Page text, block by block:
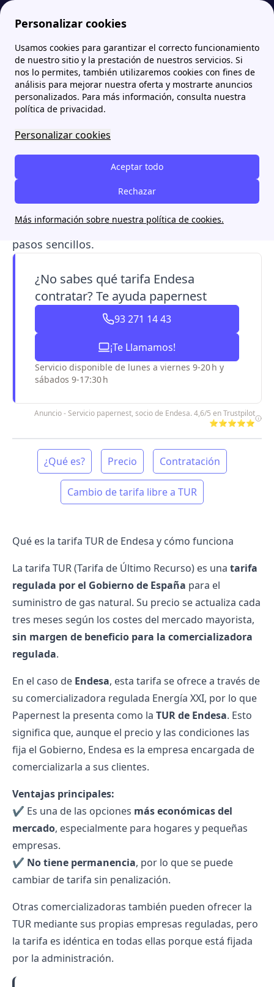
Personalizar cookies
Usamos cookies para garantizar el correcto funcionamiento
de nuestro sitio y la prestación de nuestros servicios. Si
nos lo permites, también utilizaremos cookies con fines de
análisis para mejorar nuestra oferta y mostrarte anuncios
personalizados. Para más información, consulta nuestra
política de privacidad.
Personalizar cookies
Aceptar todo
Rechazar
Más información sobre nuestra política de cookies.
Papernest.es MoreTarifas Tarifa TUR de Endesa: precio, contratación y cómo cambiar
Tarifa TUR de Endesa:
precio, contratación y
cómo cambiar
La Tarifa de Último Recurso de Endesa esla
tarifa regulada de gas que se ofrece desde la
comercializadora de referencia del grupo,
cuál es su precio y cómo se puede contratar en
pasos sencillos.
¿No sabes qué tarifa Endesa
contratar? Te ayuda papernest
93 271 14 43
¡Te Llamamos!
Servicio disponible de lunes a viernes 9-20 h y
sábados 9-17:30 h
Anuncio - Servicio papernest, socio de Endesa. 4,6/5 en Trustpilot
⭐⭐⭐⭐⭐
¿Qué es? Precio Contratación
Cambio de tarifa libre a TUR
Qué es la tarifa TUR de Endesa y cómo funciona
La tarifa TUR(Tarifa de Último Recurso) es una tarifa
regulada por el Gobierno de España para el
suministro de gas natural. Su precio se actualiza cada
tres meses según los costes del mercado mayorista,
sin margen de beneficio para la comercializadora
regulada.
En el caso de Endesa, esta tarifa se ofrece a través de
su comercializadora regulada Energía XXI, por lo que
Papernest la presenta como la TUR de Endesa. Esto
significa que, aunque el precio y las condiciones las
fija el Gobierno, Endesa es la empresa encargada de
comercializarla a sus clientes.
Ventajas principales:
✔️ Es una de las opciones más económicas del
mercado, especialmente para hogares y pequeñas
empresas.
✔️ No tiene permanencia, por lo que se puede
cambiar de tarifa sin penalización.
Otras comercializadoras también pueden ofrecer la
TUR mediante sus propias empresas reguladas, pero
la tarifa es idéntica en todas ellas porque está fijada
por la administración.